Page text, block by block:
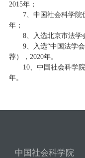
2015年；
7、中国社会科学院
年；
8、入选北京市法学
9、入选“中国法学
荐），2020年。
10、中国社会科学
年。
中国社会科学院